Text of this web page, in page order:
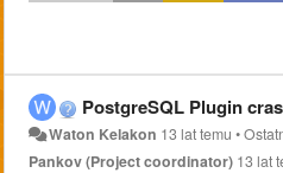
PostgreSQL Plugin
Waton Kelakon 13 lat temu •
Pankov (Project coordinator) 13 lat